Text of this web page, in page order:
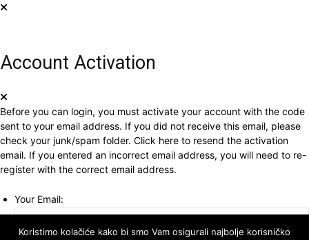
Account Activation
Before you can login, you must activate your account with the code
sent to your email address. If you did not receive this email, please
check your junk/spam folder. Click here to resend the activation
email. If you entered an incorrect email address, you will need to re-
register with the correct email address.
Your Email:
Koristimo kolačiće kako bi smo Vam osigurali najbolje korisničko